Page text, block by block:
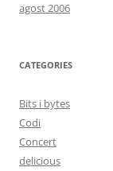
agost 2006
CATEGORIES
Bits i bytes
Codi
Concert
delicious